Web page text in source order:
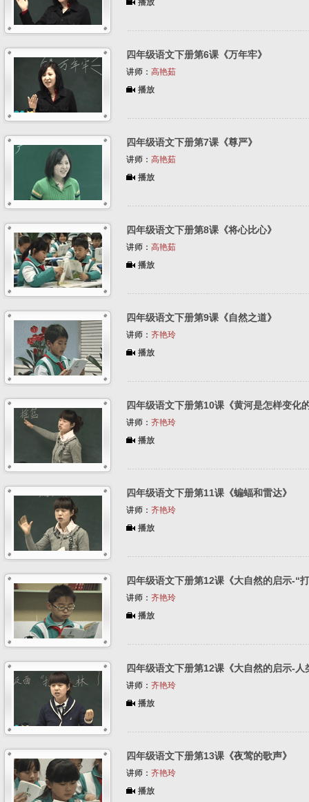
播放
四年级语文下册第6课《万年牢》
讲师： 高艳茹
播放
四年级语文下册第7课《尊严》
讲师： 高艳茹
播放
四年级语文下册第8课《将心比心》
讲师： 高艳茹
播放
四年级语文下册第9课《自然之道》
讲师： 齐艳玲
播放
四年级语文下册第10课《黄河是怎样变化
讲师： 齐艳玲
播放
四年级语文下册第11课《蝙蝠和雷达》
讲师： 齐艳玲
播放
四年级语文下册第12课《大自然的启示-“
讲师： 齐艳玲
播放
四年级语文下册第12课《大自然的启示-人
讲师： 齐艳玲
播放
四年级语文下册第13课《夜莺的歌声》
讲师： 齐艳玲
播放